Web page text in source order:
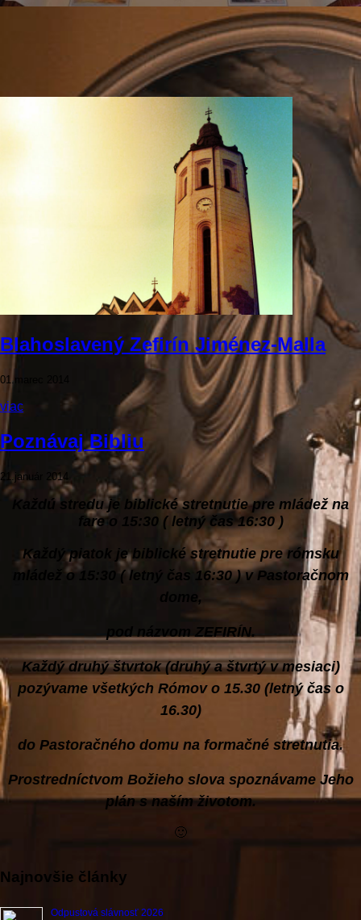
Blahoslavený Zefirín Jiménez-Malla
01.marec 2014
viac
Poznávaj Bibliu
21.január 2014
Každú stredu je biblické stretnutie pre mládež na
fare o 15:30 ( letný čas 16:30 )
Každý piatok je biblické stretnutie pre rómsku
mládež o 15:30 ( letný čas 16:30 ) v Pastoračnom
dome,
pod názvom ZEFIRÍN.
Každý druhý štvrtok (druhý a štvrtý v mesiaci)
pozývame všetkých Rómov o 15.30 (letný čas o
16.30)
do Pastoračného domu na formačné stretnutia.
Prostredníctvom Božieho slova spoznávame Jeho
plán s naším životom.
🙂
Najnovšie články
Odpustová slávnosť 2026